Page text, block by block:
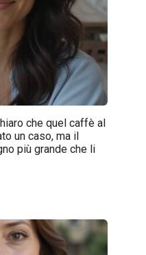
che quel caffè al
un caso, ma il
più grande che li